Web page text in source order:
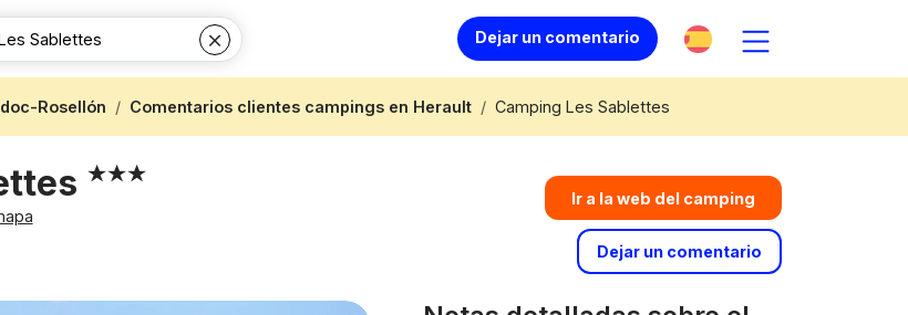
Dejar un comentario
Rosellón Comentarios clientes campings en Herault Camping Les Sablettes
Ir a la web del camping
Dejar un comentario